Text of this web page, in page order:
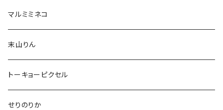
マルミミネコ
末山りん
トーキョーピクセル
せりのりか